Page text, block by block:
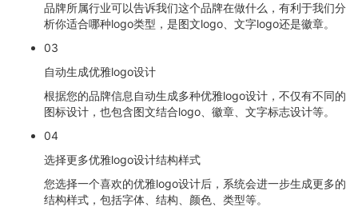
品牌所属行业可以告诉我们这个品牌在做什么，有利于我们分
析你适合哪种logo类型，是图文logo、文字logo还是徽章。
03
自动生成优雅logo设计
根据您的品牌信息自动生成多种优雅logo设计，不仅有不同的
图标设计，也包含图文结合logo、徽章、文字标志设计等。
04
选择更多优雅logo设计结构样式
您选择一个喜欢的优雅logo设计后，系统会进一步生成更多的
结构样式，包括字体、结构、颜色、类型等。